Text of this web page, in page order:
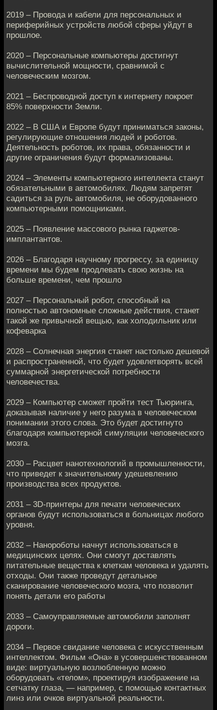
2019 – Провода и кабели для персональных и
периферийных устройств любой сферы уйдут в
прошлое.
2020 – Персональные компьютеры достигнут
вычислительной мощности, сравнимой с
человеческим мозгом.
2021 – Беспроводной доступ к интернету покроет
85% поверхности Земли.
2022 – В США и Европе будут приниматься законы,
регулирующие отношения людей и роботов.
Деятельность роботов, их права, обязанности и
другие ограничения будут формализованы.
2024 – Элементы компьютерного интеллекта станут
обязательными в автомобилях. Людям запретят
садиться за руль автомобиля, не оборудованного
компьютерными помощниками.
2025 – Появление массового рынка гаджетов-
имплантантов.
2026 – Благодаря научному прогрессу, за единицу
времени мы будем продлевать свою жизнь на
больше времени, чем прошло
2027 – Персональный робот, способный на
полностью автономные сложные действия, станет
такой же привычной вещью, как холодильник или
кофеварка
2028 – Солнечная энергия станет настолько дешевой
и распространенной, что будет удовлетворять всей
суммарной энергетической потребности
человечества.
2029 – Компьютер сможет пройти тест Тьюринга,
доказывая наличие у него разума в человеческом
понимании этого слова. Это будет достигнуто
благодаря компьютерной симуляции человеческого
мозга.
2030 – Расцвет нанотехнологий в промышленности,
что приведет к значительному удешевлению
производства всех продуктов.
2031 – 3D-принтеры для печати человеческих
органов будут использоваться в больницах любого
уровня.
2032 – Нанороботы начнут использоваться в
медицинских целях. Они смогут доставлять
питательные вещества к клеткам человека и удалять
отходы. Они также проведут детальное
сканирование человеческого мозга, что позволит
понять детали его работы
2033 – Самоуправляемые автомобили заполнят
дороги.
2034 – Первое свидание человека с искусственным
интеллектом. Фильм «Она» в усовершенствованном
виде: виртуальную возлюбленную можно
оборудовать «телом», проектируя изображение на
сетчатку глаза, — например, с помощью контактных
линз или очков виртуальной реальности.